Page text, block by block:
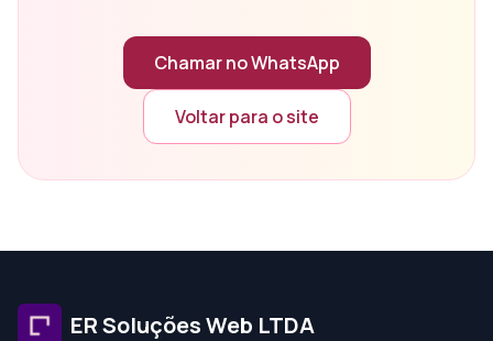
Chamar no WhatsApp
Voltar para o site
ER Soluções Web LTDA